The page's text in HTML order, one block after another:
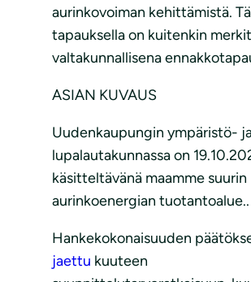
aurinkovoiman kehittämistä.
tapauksella on kuitenkin
valtakunnallisena
ASIAN KUVAUS
Uudenkaupungin ympäristö-
lupalautakunnassa on
käsitteltävänä maamme suurin
aurinkoenergian tuotantoalue..
Hankekokonaisuuden
jaettu kuuteen